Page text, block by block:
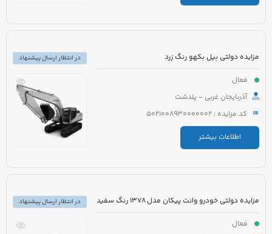
مزایده دولتی بیل بکهو رنگ زرد
فعال
آذربایجان غربی - پلدشت
کد مزایده : 5021008930000002
اطلاعات بیشتر
در انتظار ارسال پیشنهاد
مزایده دولتی خودرو وانت پیکان مدل 1378 رنگ سفید
فعال
در انتظار ارسال پیشنهاد